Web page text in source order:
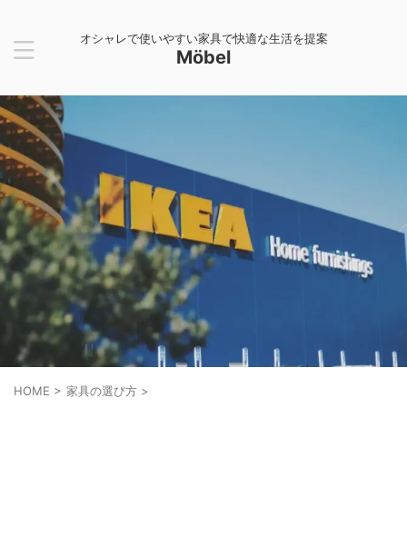
オシャレで使いやすい家具で快適な生活を提案
Möbel
HOME > 家具の選び方 >